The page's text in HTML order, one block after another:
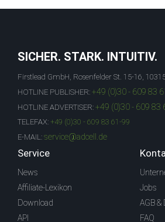
SICHER. STARK. INTUITIV.
Firstlead GmbH, Rosenfelder St. 15-16,
HOTLINE PUBLISHER: +49 (0)30 - 609 83
HOTLINE ADVERTISER: +49 (0)30 - 609 83
TELEFAX: +49 (0)30 - 609 83 61-99
E-MAIL: service@adcell.de
Service
News
Affiliate-Lexikon
Download
API
Jobs
AGB
FAQ